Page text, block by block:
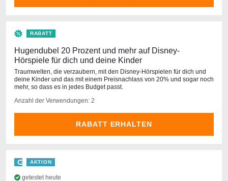
RABATT
Hugendubel 20 Prozent und mehr auf Disney-
Hörspiele für dich und deine Kinder
Traumwelten, die verzaubern, mit den Disney-Hörspielen für dich und
deine Kinder und das mit einem Preisnachlass von 20% und sogar noch
mehr, so dass es in jedes Budget passt.
Anzahl der Verwendungen: 2
RABATT ERHALTEN
AKTION
getestet heute